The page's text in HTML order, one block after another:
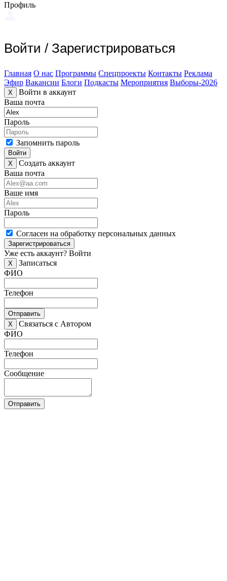
Профиль
Войти / Зарегистрироваться
Главная О нас Программы Спецпроекты Контакты Реклама
Эфир Вакансии Блоги Подкасты Мероприятия Выборы-2026
X
Войти в аккаунт
Ваша почта
Пароль
Запомнить пароль
Войти
X
Создать аккаунт
Ваша почта
Ваше имя
Пароль
Согласен на обработку персональных данных
Зарегистрироваться
Уже есть аккаунт? Войти
X
Записаться
ФИО
Телефон
Отправить
X
Связаться с Автором
ФИО
Телефон
Сообщение
Отправить